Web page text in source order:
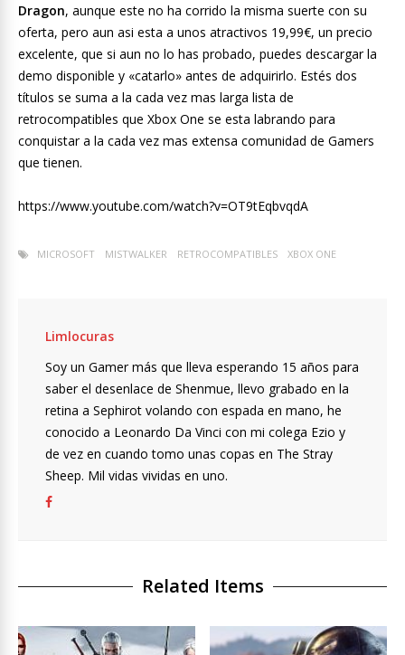
Dragon, aunque este no ha corrido la misma suerte con su
oferta, pero aun asi esta a unos atractivos 19,99€, un precio
excelente, que si aun no lo has probado, puedes descargar la
demo disponible y «catarlo» antes de adquirirlo. Estés dos
títulos se suma a la cada vez mas larga lista de
retrocompatibles que Xbox One se esta labrando para
conquistar a la cada vez mas extensa comunidad de Gamers
que tienen.
https://www.youtube.com/watch?v=OT9tEqbvqdA
MICROSOFT MISTWALKER RETROCOMPATIBLES XBOX ONE
Limlocuras
Soy un Gamer más que lleva esperando 15 años para
saber el desenlace de Shenmue, llevo grabado en la
retina a Sephirot volando con espada en mano, he
conocido a Leonardo Da Vinci con mi colega Ezio y
de vez en cuando tomo unas copas en The Stray
Sheep. Mil vidas vividas en uno.
Related Items